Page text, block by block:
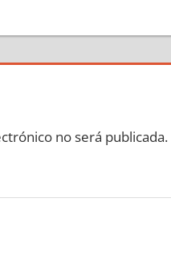
no será publicada.